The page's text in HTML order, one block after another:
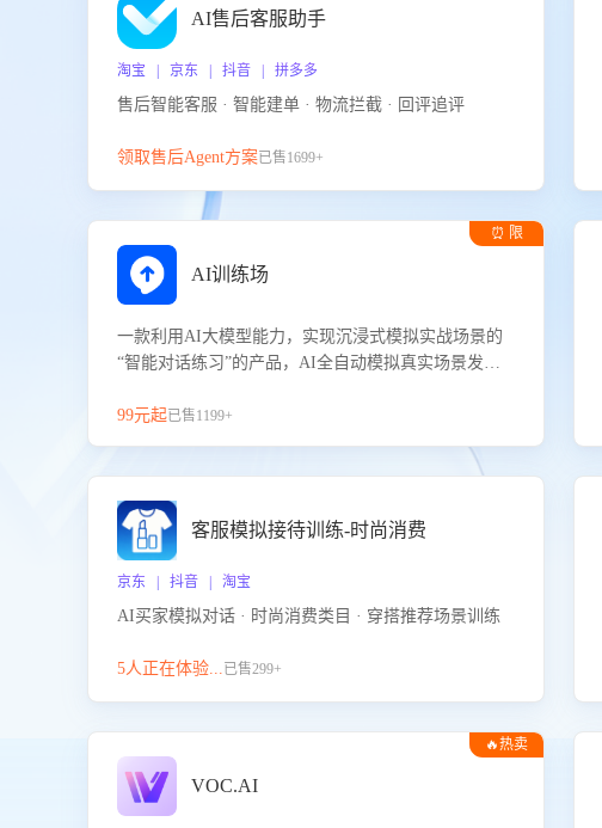
AI售后客服助手
淘宝 | 京东 | 抖音 | 拼多多
售后智能客服 · 智能建单 · 物流拦截 · 回评追评
领取售后Agent方案已售1699+
⏰ 限
AI训练场
一款利用AI大模型能力，实现沉浸式模拟实战场景的
“智能对话练习”的产品，AI全自动模拟真实场景发生
提升客服团队的销服能力。
99元起已售1199+
客服模拟接待训练-时尚消费
京东 | 抖音 | 淘宝
AI买家模拟对话 · 时尚消费类目 · 穿搭推荐场景训练
5人正在体验...已售299+
🔥热卖
VOC.AI